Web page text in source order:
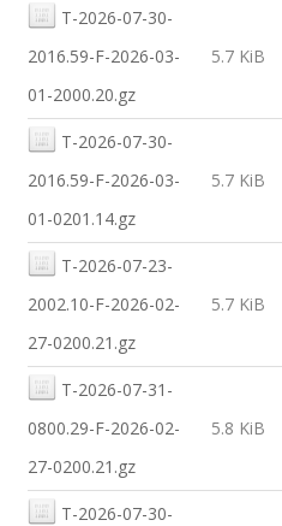
T-2026-07-30-
2016.59-F-2026-03-
01-2000.20.gz
5.7 KiB
T-2026-07-30-
2016.59-F-2026-03-
01-0201.14.gz
5.7 KiB
T-2026-07-23-
2002.10-F-2026-02-
27-0200.21.gz
5.7 KiB
T-2026-07-31-
0800.29-F-2026-02-
27-0200.21.gz
5.8 KiB
T-2026-07-30-